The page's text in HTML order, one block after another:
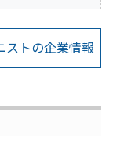
ストの企業情報